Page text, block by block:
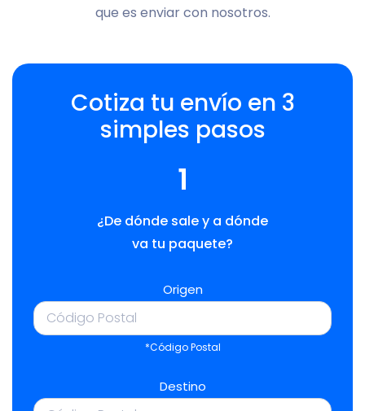
que es enviar con nosotros.
Cotiza tu envío en 3
simples pasos
1
¿De dónde sale y a dónde
va tu paquete?
Origen
*Código Postal
Destino